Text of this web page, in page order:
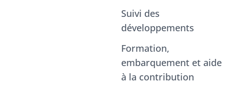
Suivi des
développements
Formation,
embarquement et aide
à la contribution